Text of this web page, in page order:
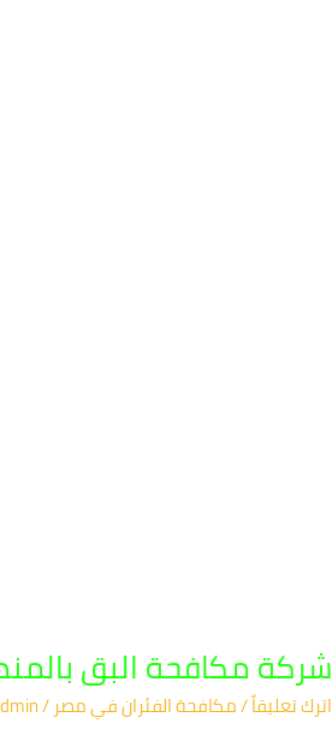
شركة مكافحة البق
اترك تعليقاً/مكافحة الفئران​ في مصر/